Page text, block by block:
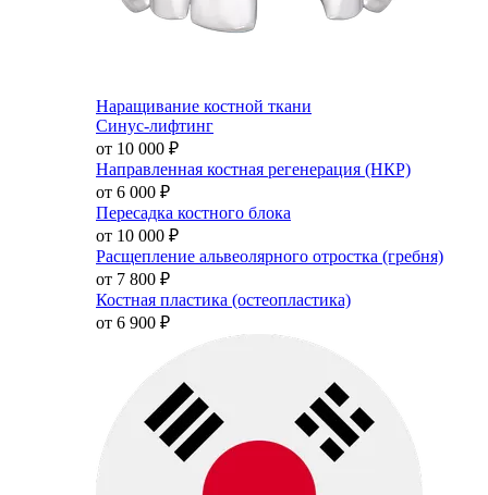
Наращивание костной ткани
Синус-лифтинг
от 10 000 ₽
Направленная костная регенерация (НКР)
от 6 000 ₽
Пересадка костного блока
от 10 000 ₽
Расщепление альвеолярного отростка (гребня)
от 7 800 ₽
Костная пластика (остеопластика)
от 6 900 ₽